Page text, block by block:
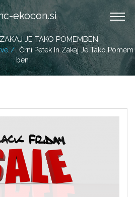
ekocon.si
JE TAKO POMEMBEN
Črni Petek In Zakaj Je Tako Pomem
Ben